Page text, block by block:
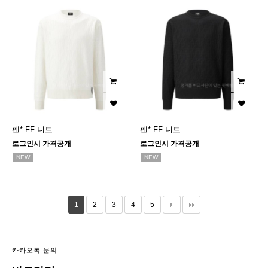
펜* FF 니트
로그인시 가격공개
NEW
펜* FF 니트
로그인시 가격공개
NEW
1 2 3 4 5
카카오톡 문의